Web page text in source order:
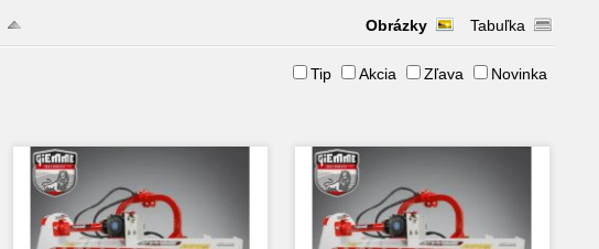
Obrázky Tabuľka
Tip Akcia Zľava Novinka